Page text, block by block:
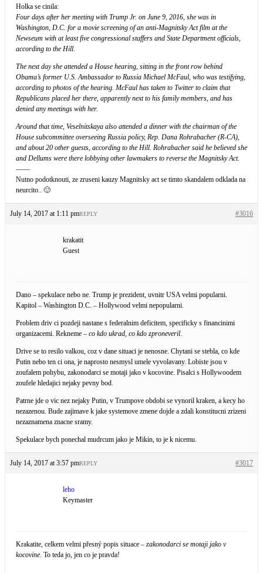
Holka se cinila:
Four days after her meeting with Trump Jr. on June 9, 2016, she was in
Washington, D.C. for a movie screening of an anti-Magnitsky Act film at the
Newseum with at least five congressional staffers and State Department officials,
according to the Hill.
The next day she attended a House hearing, sitting in the front row behind
Obama’s former U.S. Ambassador to Russia Michael McFaul, who was testifying,
according to photos of the hearing. McFaul has taken to Twitter to claim that
Republicans placed her there, apparently next to his family members, and has
denied any meetings with her.
Around that time, Veselnitskaya also attended a dinner with the chairman of the
House subcommittee overseeing Russia policy, Rep. Dana Rohrabacher (R-CA),
and about 20 other guests, according to the Hill. Rohrabacher said he believed she
and Dellums were there lobbying other lawmakers to reverse the Magnitsky Act.
——
Nutno podotknouti, ze zruseni kauzy Magnitsky act se timto skandalem odklada na
neurcito.. 🙂
July 14, 2017 at 1:11 pm #3016
REPLY
krakatit
Guest
Dano – spekulace nebo ne. Trump je prezident, uvnitr USA velmi popularni.
Kapitol – Washington D.C. – Hollywood velmi nepopularni.
Problem driv ci pozdeji nastane s federalnim deficitem, specificky s financinimi
organizacemi. Rekneme – co kdo ukrad, co kdo zproneveril
Drive se to resilo valkou, coz v dane situaci je nenosne. Chytani se stebla, co kde
Putin nebo ten ci ona, je naprosto nesmysl umele vyvolavany. Lobiste jsou v
zoufalem pohybu, zakonodarci se motaji jako v kocovine. Pisalci s Hollywoodem
zoufele hledajici nejaky pevny bod.
Patrne jde o vic nez nejaky Putin, v Trumpove obdobi se vynoril kraken, a kecy ho
nezazenou. Bude zajimave k jake systemove zmene dojde a zdali konstitucni zrizeni
nezaznamena znacne sramy.
Spekulace bych ponechal mudrcum jako je Mikin, to je k nicemu.
July 14, 2017 at 3:57 pm #3017
REPLY
leho
Keymaster
Krakatite, celkem velmi přesný popis situace – zakonodarci se motaji jako v
kocovine . To teda jo, jen co je pravda!